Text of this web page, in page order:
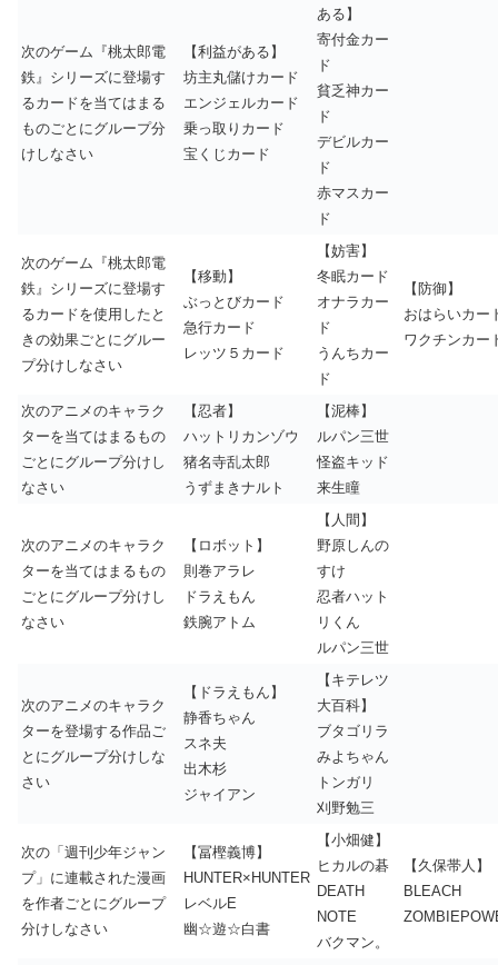
次のゲーム『桃太郎電
鉄』シリーズに登場す
るカードを当てはまる
ものごとにグループ分
けしなさい
【利益がある】
坊主丸儲けカード
エンジェルカード
乗っ取りカード
宝くじカード
ある】
寄付金カー
ド
貧乏神カー
ド
デビルカー
ド
赤マスカー
ド
次のゲーム『桃太郎電
鉄』シリーズに登場す
るカードを使用したと
きの効果ごとにグルー
プ分けしなさい
【移動】
ぶっとびカード
急行カード
レッツ５カード
【妨害】
冬眠カード
オナラカー
ド
うんちカー
ド
【防御】
おはらいカー
ワクチンカー
次のアニメのキャラク
ターを当てはまるもの
ごとにグループ分けし
なさい
【忍者】
ハットリカンゾウ
猪名寺乱太郎
うずまきナルト
【泥棒】
ルパン三世
怪盗キッド
来生瞳
次のアニメのキャラク
ターを当てはまるもの
ごとにグループ分けし
なさい
【ロボット】
則巻アラレ
ドラえもん
鉄腕アトム
【人間】
野原しんの
すけ
忍者ハット
リくん
ルパン三世
次のアニメのキャラク
ターを登場する作品ご
とにグループ分けしな
さい
【ドラえもん】
静香ちゃん
スネ夫
出木杉
ジャイアン
【キテレツ
大百科】
ブタゴリラ
みよちゃん
トンガリ
刈野勉三
次の「週刊少年ジャン
プ」に連載された漫画
を作者ごとにグループ
分けしなさい
【冨樫義博】
HUNTER×HUNTER
レベルE
幽☆遊☆白書
【小畑健】
ヒカルの碁
DEATH
NOTE
バクマン。
【久保帯人】
BLEACH